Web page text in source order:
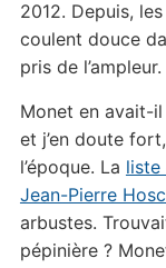
2012. Depuis,
coulent douce
pris de l’ampleur.
Monet en avait-il
et j’en doute
l’époque. La liste
Jean-Pierre
arbustes.
pépinière ?